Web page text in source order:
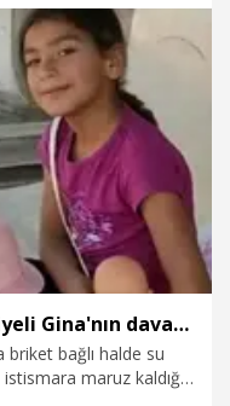
sağlık kurulu raporuyla
Öldürülüp kuyuya atılan Suriyeli Gina'nın davası yeniden başladı
bağlı halde su
maruz kaldığı